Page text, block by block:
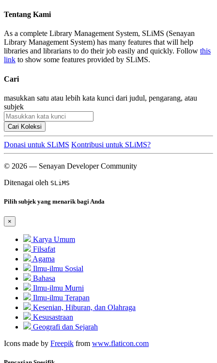
Tentang Kami
As a complete Library Management System, SLiMS (Senayan
Library Management System) has many features that will help
libraries and librarians to do their job easily and quickly. Follow this
link to show some features provided by SLiMS.
Cari
masukkan satu atau lebih kata kunci dari judul, pengarang, atau
subjek
Cari Koleksi
Donasi untuk SLiMS Kontribusi untuk SLiMS?
© 2026 — Senayan Developer Community
Ditenagai oleh SLiMS
Pilih subjek yang menarik bagi Anda
×
Karya Umum
Filsafat
Agama
Ilmu-ilmu Sosial
Bahasa
Ilmu-ilmu Murni
Ilmu-ilmu Terapan
Kesenian, Hiburan, dan Olahraga
Kesusastraan
Geografi dan Sejarah
Icons made by Freepik from www.flaticon.com